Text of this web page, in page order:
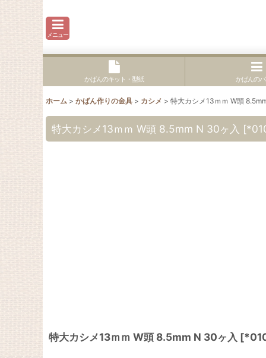
メニュー
かばんのキット・型紙 かばんの
ホーム > かばん作りの金具 > カシメ > 特大カシメ13ｍｍ W頭
特大カシメ13ｍｍ W頭 8.5mm N 30ヶ入 [
特大カシメ13ｍｍ W頭 8.5mm N 30ヶ入 [